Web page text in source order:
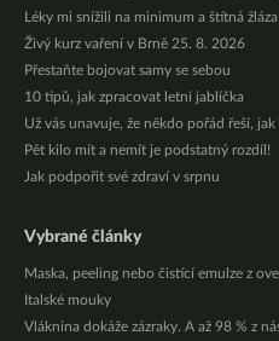
Léky mi snížili na minimum a štítná
Živý kurz vaření v Brně 25. 8. 2026
Přestaňte bojovat samy se sebou
10 tipů, jak zpracovat letní jablíčka
Už vás unavuje, že někdo pořád řeší,
Pět kilo mít a nemít je podstatný rozdíl!
Jak podpořit své zdraví v srpnu
Vybrané články
Maska, peeling nebo čistící emulze z
Italské mouky
Vláknina dokáže zázraky. A až 98 % z